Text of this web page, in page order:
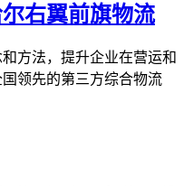
右翼前旗物流
方法，提升企业在营运和
领先的第三方综合物流